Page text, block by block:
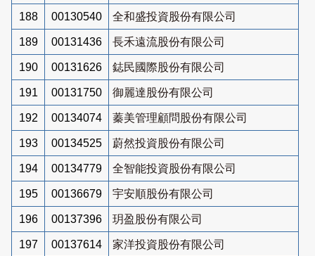
188 00130540 全和盛投資股份有限公司
189 00131436 長禾遠流股份有限公司
190 00131626 鋕民國際股份有限公司
191 00131750 御麗達股份有限公司
192 00134074 蓁美管理顧問股份有限公司
193 00134525 蔚然投資股份有限公司
194 00134779 全智能投資股份有限公司
195 00136679 宇安順股份有限公司
196 00137396 玥盈股份有限公司
197 00137614 家洋投資股份有限公司